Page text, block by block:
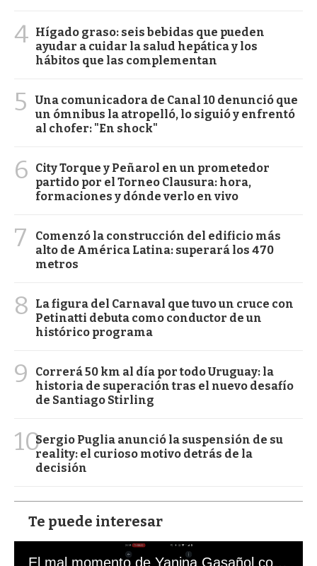
4 Hígado graso: seis bebidas que pueden
ayudar a cuidar la salud hepática y los
hábitos que las complementan
5
Una comunicadora de Canal 10 denunció que
un ómnibus la atropelló, lo siguió y enfrentó
al chofer: "En shock"
6
City Torque y Peñarol en un prometedor
partido por el Torneo Clausura: hora,
formaciones y dónde verlo en vivo
7
Comenzó la construcción del edificio más
alto de América Latina: superará los 470
metros
8
La figura del Carnaval que tuvo un cruce con
Petinatti debuta como conductor de un
histórico programa
9
Correrá 50 km al día por todo Uruguay: la
historia de superación tras el nuevo desafío
de Santiago Stirling
10Sergio Puglia anunció la suspensión de su
reality: el curioso motivo detrás de la
decisión
Te puede interesar
El mal momento de Yanina Gasañol con un hincha argentino en "Subrayado"